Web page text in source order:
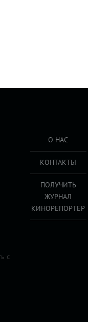
О НАС
КОНТАКТЫ
ПОЛУЧИТЬ
ЖУРНАЛ
КИНОРЕПОРТЕР
с